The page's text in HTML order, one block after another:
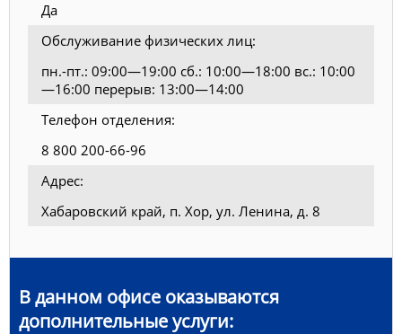
Да
Обслуживание физических лиц:
пн.-пт.: 09:00—19:00 сб.: 10:00—18:00 вс.: 10:00
—16:00 перерыв: 13:00—14:00
Телефон отделения:
8 800 200-66-96
Адрес:
Хабаровский край, п. Хор, ул. Ленина, д. 8
В данном офисе оказываются
дополнительные услуги: